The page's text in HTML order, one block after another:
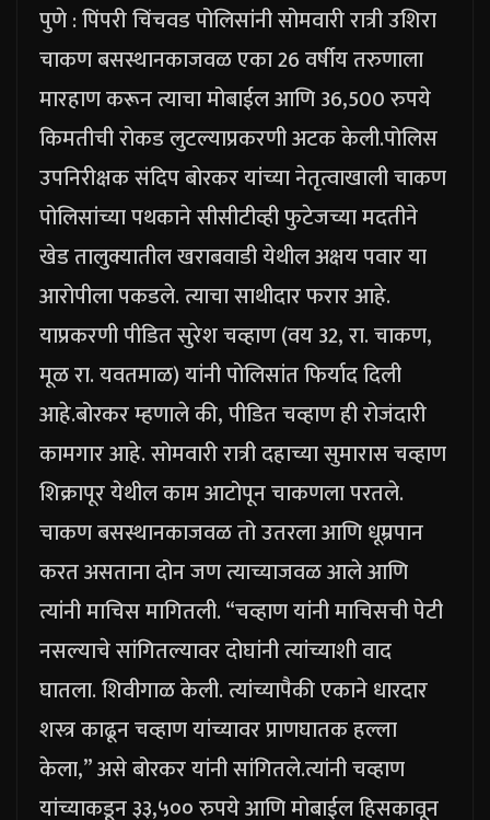
पुणे : पिंपरी चिंचवड पोलिसांनी सोमवारी रात्री उशिरा
चाकण बसस्थानकाजवळ एका 26 वर्षीय तरुणाला
मारहाण करून त्याचा मोबाईल आणि 36,500 रुपये
किमतीची रोकड लुटल्याप्रकरणी अटक केली.पोलिस
उपनिरीक्षक संदिप बोरकर यांच्या नेतृत्वाखाली चाकण
पोलिसांच्या पथकाने सीसीटीव्ही फुटेजच्या मदतीने
खेड तालुक्यातील खराबवाडी येथील अक्षय पवार या
आरोपीला पकडले. त्याचा साथीदार फरार आहे.
याप्रकरणी पीडित सुरेश चव्हाण (वय 32, रा. चाकण,
मूळ रा. यवतमाळ) यांनी पोलिसांत फिर्याद दिली
आहे.बोरकर म्हणाले की, पीडित चव्हाण ही रोजंदारी
कामगार आहे. सोमवारी रात्री दहाच्या सुमारास चव्हाण
शिक्रापूर येथील काम आटोपून चाकणला परतले.
चाकण बसस्थानकाजवळ तो उतरला आणि धूम्रपान
करत असताना दोन जण त्याच्याजवळ आले आणि
त्यांनी माचिस मागितली. “चव्हाण यांनी माचिसची पेटी
नसल्याचे सांगितल्यावर दोघांनी त्यांच्याशी वाद
घातला. शिवीगाळ केली. त्यांच्यापैकी एकाने धारदार
शस्त्र काढून चव्हाण यांच्यावर प्राणघातक हल्ला
केला,” असे बोरकर यांनी सांगितले.त्यांनी चव्हाण
यांच्याकडून ३३,५०० रुपये आणि मोबाईल हिसकावून